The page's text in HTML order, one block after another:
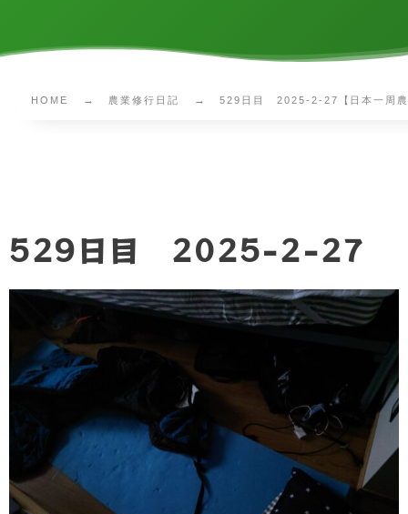
HOME 農業修行日記 529日目 2025-2-27【日本一周農
529日目 2025-2-27